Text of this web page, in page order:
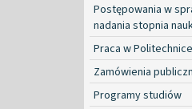
Postępowania w
nadania stopnia
Praca w Politechnice
Zamówienia
Programy studiów